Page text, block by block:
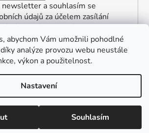
abychom Vám umožnili pohodlné
analýze provozu webu neustále
výkon a použitelnost.
Nastavení
Souhlasím
newsletter a souhlasím se
údajů za účelem zasílání
akcích a slevách.
Vytvořil Shoptet
ŠpalekSki
. Všechna práva vyhrazena.
nastavení cookies